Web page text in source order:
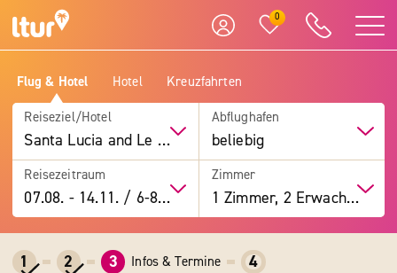
0
Flug & Hotel Hotel Kreuzfahrten
Reiseziel/Hotel
Santa Lucia and Le Sabbie D Oro
Abflughafen
beliebig
Reisezeitraum
07.08. -14.11. / 6-8 Tage
Zimmer
1 Zimmer, 2 Erwachsene
1 2 3 Infos & Termine 4